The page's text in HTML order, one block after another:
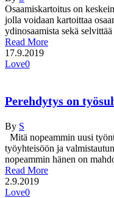
Osaamiskartoitus on
jolla voidaan kartoittaa
ydinosaamista sekä
Read More
17.9.2019
Love0
Perehdytys on
By S
Mitä nopeammin uusi
työyhteisöön ja
nopeammin hänen on
Read More
2.9.2019
Love0